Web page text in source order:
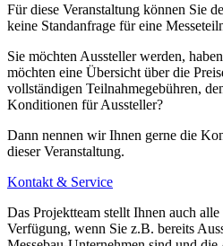
Für diese Veranstaltung können Sie
keine Standanfrage für eine
Sie möchten Aussteller werden,
möchten eine Übersicht über die
vollständigen Teilnahmegebühren,
Konditionen für Aussteller?
Dann nennen wir Ihnen gerne die
dieser Veranstaltung.
Kontakt & Service
Das Projektteam stellt Ihnen auch
Verfügung, wenn Sie z.B. bereits